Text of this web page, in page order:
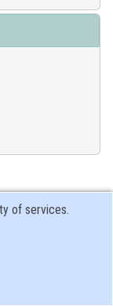
ELTE SEK
of services.